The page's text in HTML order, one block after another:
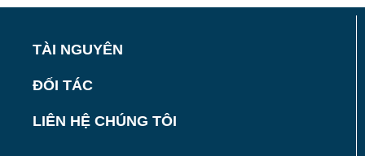
TÀI NGUYÊN
ĐỐI TÁC
LIÊN HỆ CHÚNG TÔI